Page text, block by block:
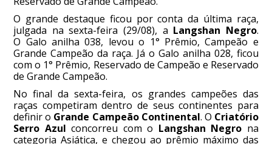
O grande destaque ficou por conta da última raça,
julgada na sexta-feira (29/08), a Langshan Negro.
O Galo anilha 038, levou o 1° Prêmio, Campeão e
Grande Campeão da raça. Já o Galo anilha 028, ficou
com o 1° Prêmio, Reservado de Campeão e Reservado
de Grande Campeão.
No final da sexta-feira, os grandes campeões das
raças competiram dentro de seus continentes para
definir o Grande Campeão Continental. O Criatório
Serro Azul concorreu com o Langshan Negro na
categoria Asiática, e chegou ao prêmio máximo das